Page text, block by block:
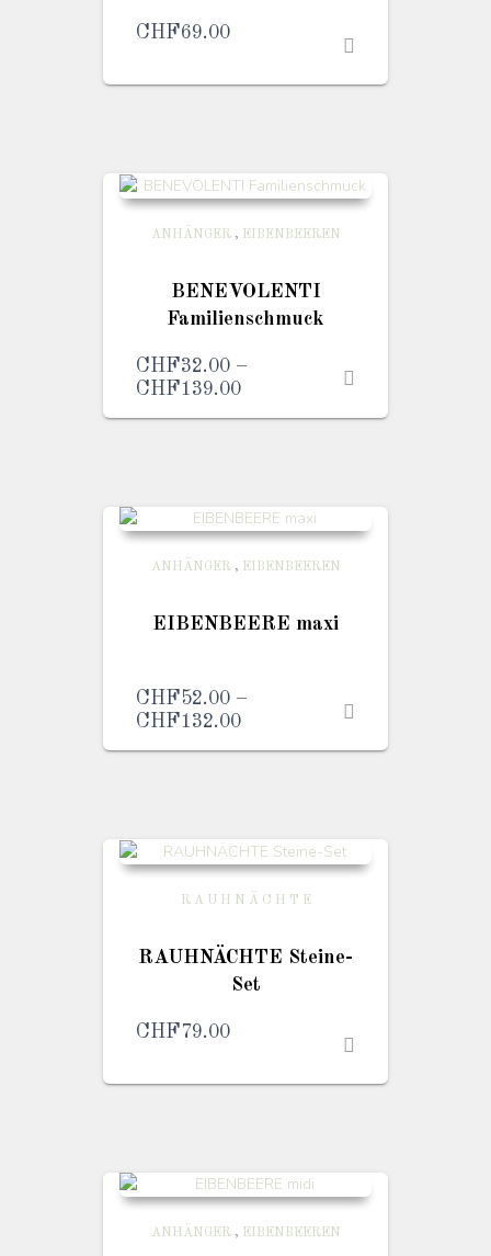
CHF69.00
ANHÄNGER, EIBENBEEREN
BENEVOLENTI
Familienschmuck
CHF32.00 –
CHF139.00 Preisspanne:
ANHÄNGER, EIBENBEEREN
EIBENBEERE maxi
CHF52.00 –
CHF132.00 Preisspanne:
R A U H N Ä C H T E
RAUHNÄCHTE Steine-
Set
CHF79.00
ANHÄNGER, EIBENBEEREN